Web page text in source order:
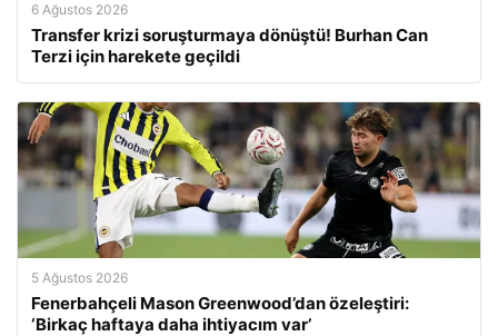
6 Ağustos 2026
Transfer krizi soruşturmaya dönüştü! Burhan Can
Terzi için harekete geçildi
5 Ağustos 2026
Fenerbahçeli Mason Greenwood’dan özeleştiri:
‘Birkaç haftaya daha ihtiyacım var’